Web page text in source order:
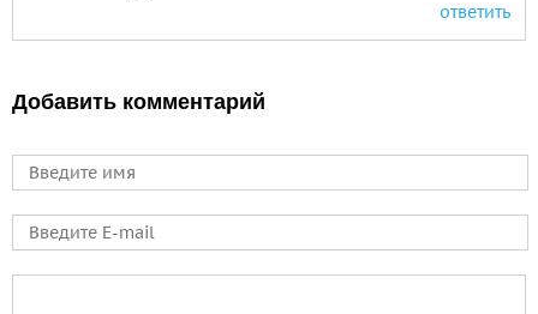
ответить
Добавить комментарий
Имя
E-mail